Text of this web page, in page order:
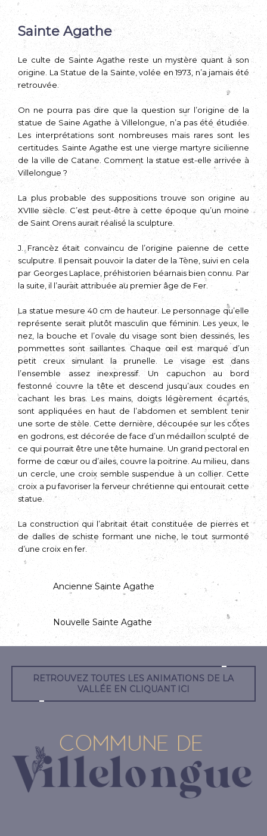
Sainte Agathe
Le culte de Sainte Agathe reste un mystère quant à son
origine. La Statue de la Sainte, volée en 1973, n’a jamais été
retrouvée.
On ne pourra pas dire que la question sur l’origine de la
statue de Saine Agathe à Villelongue, n’a pas été étudiée.
Les interprétations sont nombreuses mais rares sont les
certitudes. Sainte Agathe est une vierge martyre sicilienne
de la ville de Catane. Comment la statue est-elle arrivée à
Villelongue ?
La plus probable des suppositions trouve son origine au
XVIIIe siècle. C’est peut-être à cette époque qu’un moine
de Saint Orens aurait réalisé la sculpture.
J. Francèz était convaincu de l’origine païenne de cette
sculputre. Il pensait pouvoir la dater de la Tène, suivi en cela
par Georges Laplace, préhistorien béarnais bien connu. Par
la suite, il l’aurait attribuée au premier âge de Fer.
La statue mesure 40 cm de hauteur. Le personnage qu’elle
représente serait plutôt masculin que féminin. Les yeux, le
nez, la bouche et l’ovale du visage sont bien dessinés, les
pommettes sont saillantes. Chaque œil est marqué d’un
petit creux simulant la prunelle. Le visage est dans
l’ensemble assez inexpressif. Un capuchon au bord
festonné couvre la tête et descend jusqu’aux coudes en
cachant les bras. Les mains, doigts légèrement écartés,
sont appliquées en haut de l’abdomen et semblent tenir
une sorte de stèle. Cette dernière, découpée sur les côtes
en godrons, est décorée de face d’un médaillon sculpté de
ce qui pourrait être une tête humaine. Un grand pectoral en
forme de cœur ou d’ailes, couvre la poitrine. Au milieu, dans
un cercle, une croix semble suspendue à un collier. Cette
croix a pu favoriser la ferveur chrétienne qui entourait cette
statue.
La construction qui l’abritait était constituée de pierres et
de dalles de schiste formant une niche, le tout surmonté
d’une croix en fer.
Ancienne Sainte Agathe
Nouvelle Sainte Agathe
RETROUVEZ TOUTES LES ANIMATIONS DE LA
VALLÉE EN CLIQUANT ICI